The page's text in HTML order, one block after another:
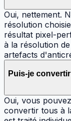
Oui, nettement.
résolution
résultat pixel-
à la résolution
artefacts
Puis-je
Oui, vous
convertir tous à